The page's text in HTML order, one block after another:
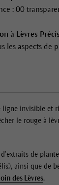
: 00
à Lèvres
les aspects de
ligne invisible et
le rouge à
de
ainsi que de
des Lèvres.